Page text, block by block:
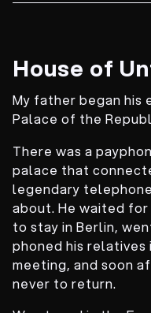
House of
My father began his
Palace of the
There was a
palace that
legendary
about. He waited
to stay in Berlin,
phoned his relatives
meeting, and soon
never to return.